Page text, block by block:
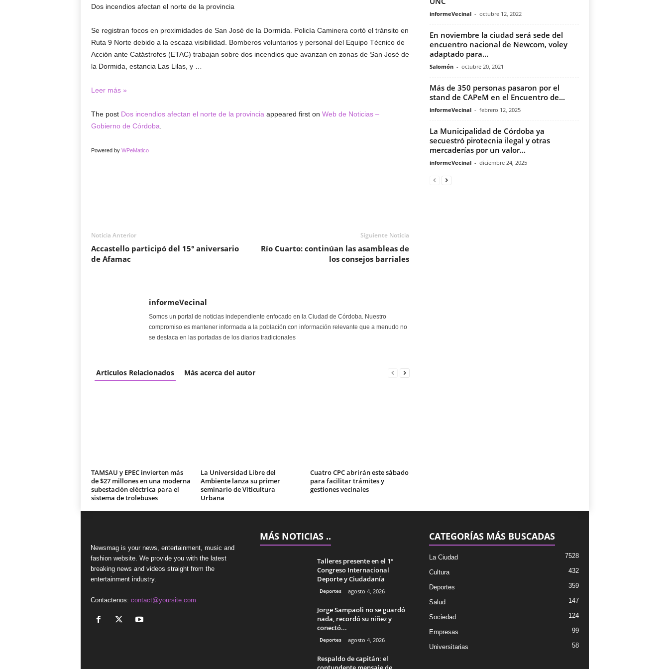
Dos incendios afectan el norte de la provincia
Se registran focos en proximidades de San José de la Dormida. Policía Caminera cortó el tránsito en
Ruta 9 Norte debido a la escaza visibilidad. Bomberos voluntarios y personal del Equipo Técnico de
Acción ante Catástrofes (ETAC) trabajan sobre dos incendios que avanzan en zonas de San José de
la Dormida, estancia Las Lilas, y …
Dos
afectan
el
de
Leer más »
The post Dos incendios afectan el norte de la provincia appeared first on Web de Noticias –
Gobierno de Córdoba
Powered by WPeMatico
Noticia Anterior
Accastello participó del 15° aniversario
de Afamac
Siguiente Noticia
Río Cuarto: continúan las asambleas de
los consejos barriales
informeVecinal
Somos un portal de noticias independiente enfocado en la Ciudad de Córdoba. Nuestro
compromiso es mantener informada a la población con información relevante que a menudo no
se destaca en las portadas de los diarios tradicionales
Articulos Relacionados Más acerca del autor
TAMSAU y EPEC invierten más
de $27 millones en una moderna
subestación eléctrica para el
sistema de trolebuses
La Universidad Libre del
Ambiente lanza su primer
seminario de Viticultura
Urbana
Cuatro CPC abrirán este sábado
para facilitar trámites y
gestiones vecinales
informeVecinal - octubre 12, 2022
En noviembre la ciudad será sede del
encuentro nacional de Newcom, voley
adaptado para...
Salomón - octubre 20, 2021
Más de 350 personas pasaron por el
stand de CAPeM en el Encuentro de...
informeVecinal - febrero 12, 2025
La Municipalidad de Córdoba ya
secuestró pirotecnia ilegal y otras
mercaderías por un valor...
informeVecinal - diciembre 24, 2025
Newsmag is your news, entertainment, music and
fashion website. We provide you with the latest
breaking news and videos straight from the
entertainment industry.
Contactenos: contact@yoursite.com
MÁS NOTICIAS ..
Talleres presente en el 1°
Congreso Internacional
Deporte y Ciudadanía
Deportes agosto 4, 2026
Jorge Sampaoli no se guardó
nada, recordó su niñez y
conectó...
Deportes agosto 4, 2026
Respaldo de capitán: el
CATEGORÍAS MÁS BUSCADAS
La Ciudad 7528
Cultura 432
Deportes 359
Salud 147
Sociedad 124
Empresas 99
Universitarias 58